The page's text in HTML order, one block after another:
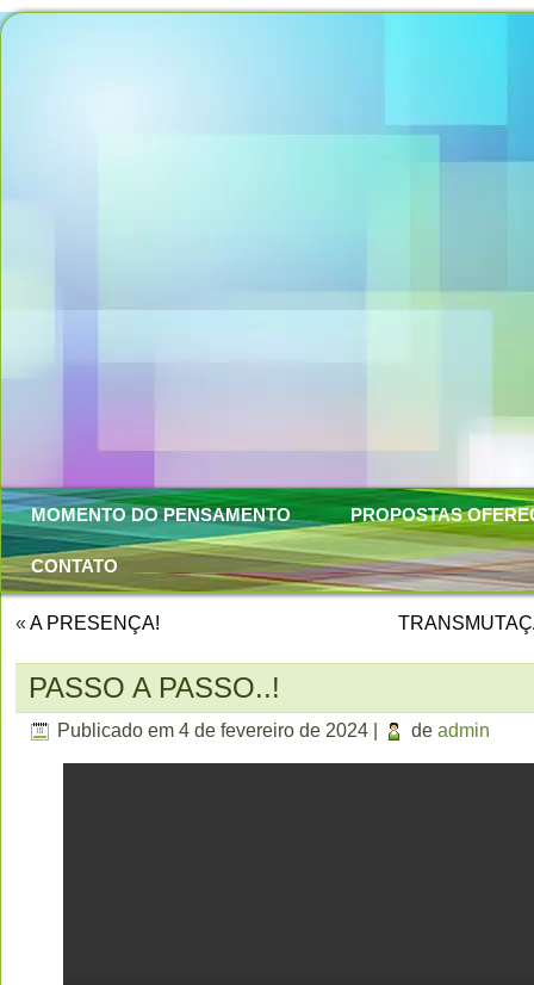
MOMENTO DO PENSAMENTO PROPOSTAS
CONTATO
« A PRESENÇA!
PASSO A PASSO..!
Publicado em 4 de fevereiro de 2024 de admin